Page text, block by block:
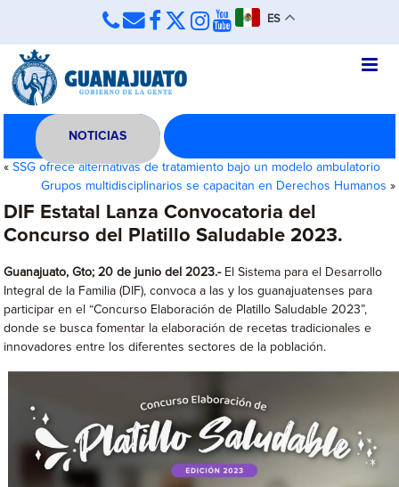
ES
NOTICIAS
«SSG ofrece alternativas de tratamiento bajo un modelo ambulatorio
Grupos multidisciplinarios se capacitan en Derechos Humanos »
DIF Estatal Lanza Convocatoria del
Concurso del Platillo Saludable 2023.
Guanajuato, Gto; 20 de junio del 2023.- El Sistema para el Desarrollo
Integral de la Familia (DIF), convoca a las y los guanajuatenses para
participar en el “Concurso Elaboración de Platillo Saludable 2023”,
donde se busca fomentar la elaboración de recetas tradicionales e
innovadores entre los diferentes sectores de la población.